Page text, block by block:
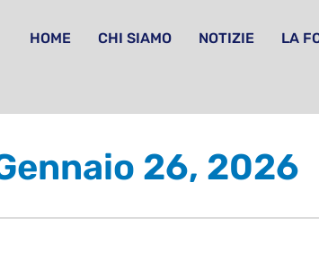
HOME CHI SIAMO NOTIZIE LA
26, 2026